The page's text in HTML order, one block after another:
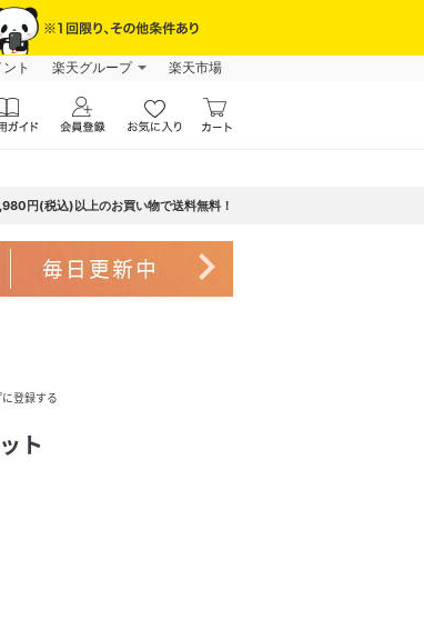
ト 楽天グループ 楽天市場
円(税込)以上のお買い物で送料無料！
navigate_next
登録する
ト